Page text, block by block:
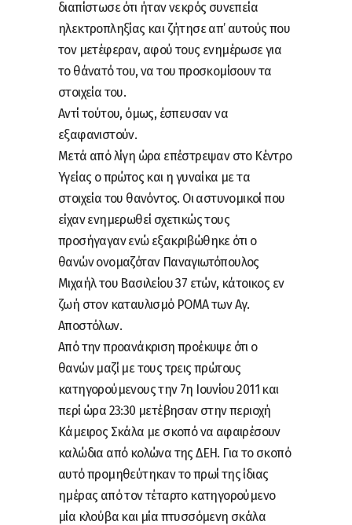
διαπίστωσε ότι ήταν νεκρός συνεπεία
ηλεκτροπληξίας και ζήτησε απ’ αυτούς που
τον μετέφεραν, αφού τους ενημέρωσε για
το θάνατό του, να του προσκομίσουν τα
στοιχεία του.
Αντί τούτου, όμως, έσπευσαν να
εξαφανιστούν.
Μετά από λίγη ώρα επέστρεψαν στο Κέντρο
Υγείας ο πρώτος και η γυναίκα με τα
στοιχεία του θανόντος. Οι αστυνομικοί που
είχαν ενημερωθεί σχετικώς τους
προσήγαγαν ενώ εξακριβώθηκε ότι ο
θανών ονομαζόταν Παναγιωτόπουλος
Μιχαήλ του Βασιλείου 37 ετών, κάτοικος εν
ζωή στον καταυλισμό ΡΟΜΑ των Αγ.
Αποστόλων.
Από την προανάκριση προέκυψε ότι ο
θανών μαζί με τους τρεις πρώτους
κατηγορούμενους την 7η Ιουνίου 2011 και
περί ώρα 23:30 μετέβησαν στην περιοχή
Κάμειρος Σκάλα με σκοπό να αφαιρέσουν
καλώδια από κολώνα της ΔΕΗ. Για το σκοπό
αυτό προμηθεύτηκαν το πρωί της ίδιας
ημέρας από τον τέταρτο κατηγορούμενο
μία κλούβα και μία πτυσσόμενη σκάλα